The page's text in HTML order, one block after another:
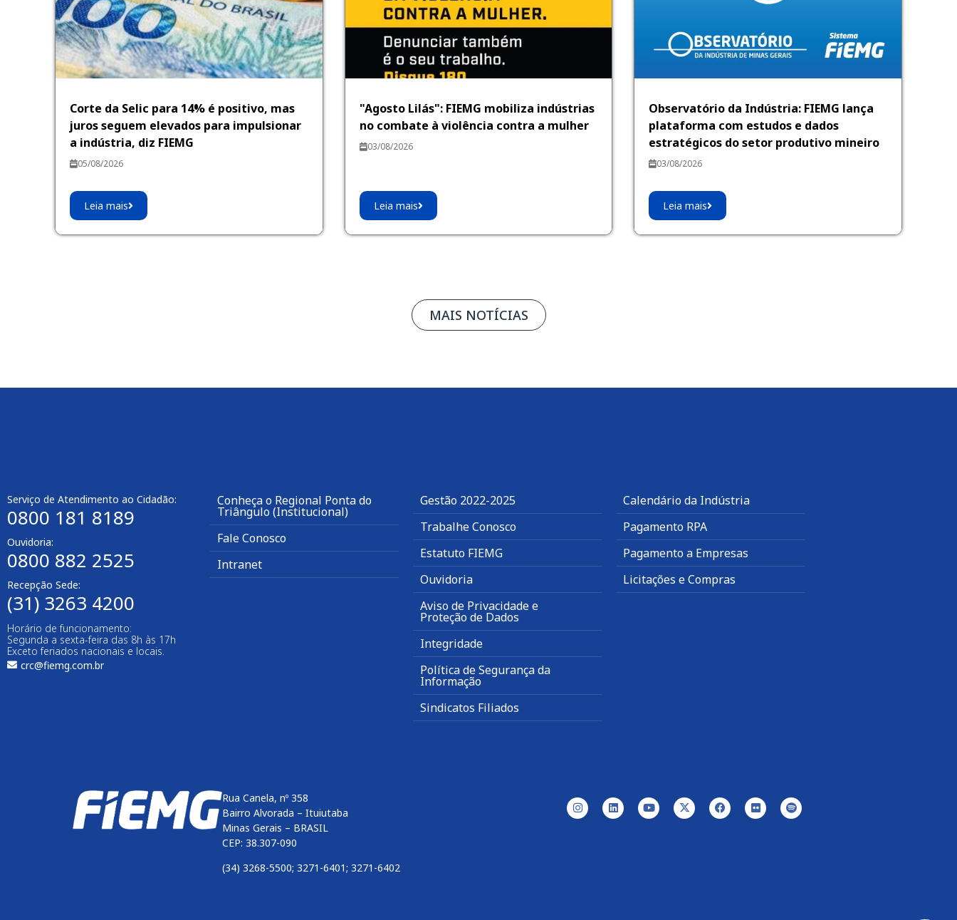
Corte da Selic para 14% é positivo, mas
juros seguem elevados para impulsionar
a indústria, diz FIEMG
05/08/2026
Leia mais
"Agosto Lilás": FIEMG mobiliza indústrias
no combate à violência contra a mulher
03/08/2026
Leia mais
Observatório da Indústria: FIEMG lança
plataforma com estudos e dados
estratégicos do setor produtivo mineiro
03/08/2026
Leia mais
MAIS NOTÍCIAS
Serviço de Atendimento ao Cidadão:
0800 181 8189
Ouvidoria:
0800 882 2525
Recepção Sede:
(31) 3263 4200
Horário de funcionamento:
Segunda a sexta-feira das 8h às 17h
Exceto feriados nacionais e locais.
crc@fiemg.com.br
Conheça o Regional Ponta do
Triângulo (Institucional)
Fale Conosco
Intranet
Gestão 2022-2025
Trabalhe Conosco
Estatuto FIEMG
Ouvidoria
Aviso de Privacidade e
Proteção de Dados
Integridade
Política de Segurança da
Informação
Sindicatos Filiados
Calendário da Indústria
Pagamento RPA
Pagamento a Empresas
Licitações e Compras
Rua Canela, nº 358
Bairro Alvorada – Ituiutaba
Minas Gerais – BRASIL
CEP: 38.307-090
(34) 3268-5500; 3271-6401; 3271-6402
btn-04